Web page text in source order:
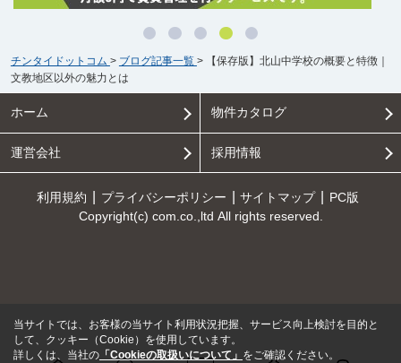
チンタイドットコム > ブログ記事一覧 >
【保存版】北山中学校の概要と特徴｜
文教地区以外の魅力とは
ホーム 物件カタログ
運営会社 採用情報
利用規約 プライバシーポリシー サイトマップ
PC版
Copyright(c) com.co.,ltd All rights reserved.
当サイトでは、お客様の当サイト利用状況把握、サービス向上検討を目的と
して、クッキー（Cookie）を使用しています。
詳しくは、当社の 「Cookieの取扱いについて」 をご確認ください。